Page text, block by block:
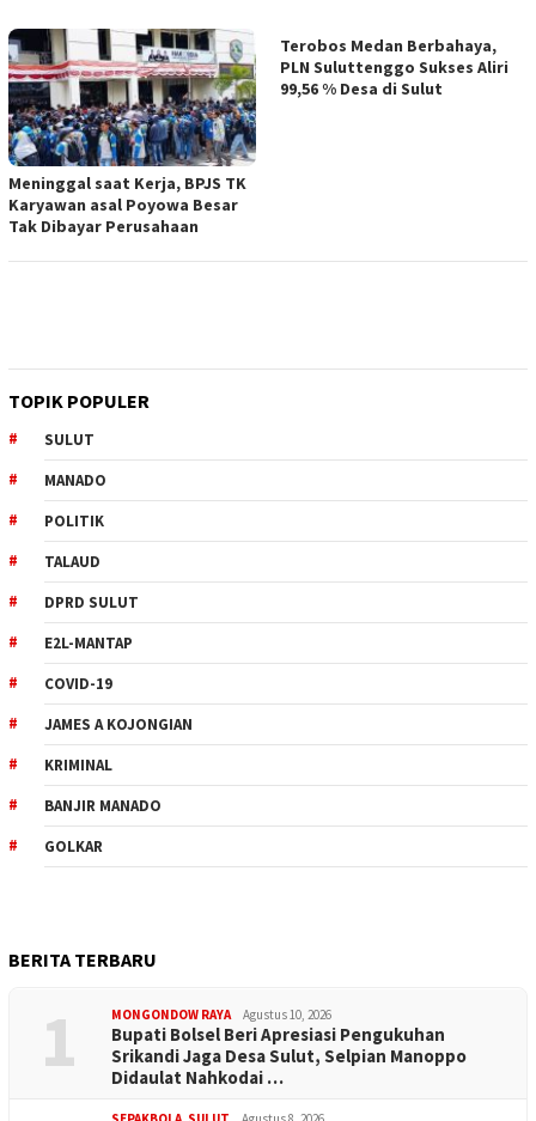
Meninggal saat Kerja, BPJS TK
Karyawan asal Poyowa Besar
Tak Dibayar Perusahaan
Terobos Medan Berbahaya,
PLN Suluttenggo Sukses Aliri
99,56 % Desa di Sulut
TOPIK POPULER
SULUT
MANADO
POLITIK
TALAUD
DPRD SULUT
E2L-MANTAP
COVID-19
JAMES A KOJONGIAN
KRIMINAL
BANJIR MANADO
GOLKAR
BERITA TERBARU
1 MONGONDOW RAYA Agustus 10, 2026
Bupati Bolsel Beri Apresiasi Pengukuhan
Srikandi Jaga Desa Sulut, Selpian Manoppo
Didaulat Nahkodai …